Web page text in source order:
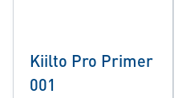
Kiilto Pro Primer
001